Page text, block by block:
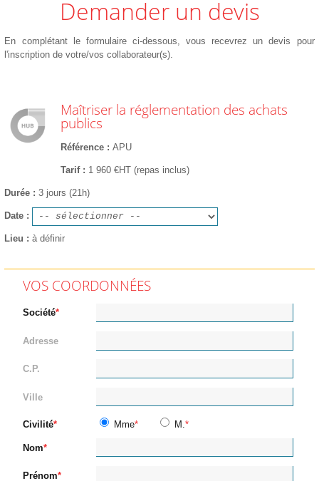
Demander un devis
En complétant le formulaire ci-dessous, vous recevrez un devis pour
l'inscription de votre/vos collaborateur(s).
Maîtriser la réglementation des achats
publics
Référence APU
Tarif 1 960 €HT (repas inclus)
Durée 3 jours (21h)
Date
Lieu à définir
VOS COORDONNÉES
Société
Adresse
C.P.
Ville
Civilité Mme M.
Nom
Prénom